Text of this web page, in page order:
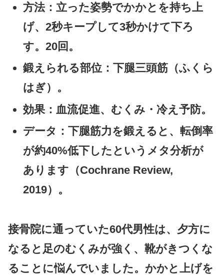
方法：立った姿勢でかかとを持ち上
げ、2秒キープして3秒かけて下ろ
す。20回。
鍛えられる部位 ：下腿三頭筋（ふくら
はぎ）。
効果 ：血流促進、むくみ・冷え予防。
データ ：下腿筋力を鍛えると、転倒率
が約40%低下したというメタ分析が
あります（Cochrane Review,
2019）。
接骨院に通っていた60代男性は、夕方に
なると足のむくみが強く、靴がきつくな
ることに悩んでいました。かかと上げを